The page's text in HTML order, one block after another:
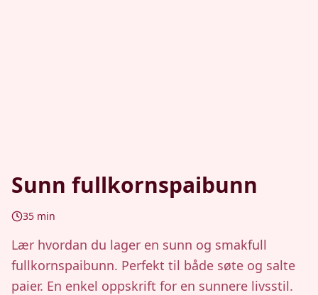
Sunn fullkornspaibunn
35 min
Lær hvordan du lager en sunn og smakfull
fullkornspaibunn. Perfekt til både søte og salte
paier. En enkel oppskrift for en sunnere livsstil.